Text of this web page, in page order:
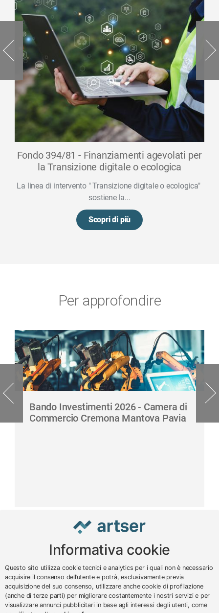
Fondo 394/81 - Finanziamenti agevolati per
la Transizione digitale o ecologica
La linea di intervento " Transizione digitale o ecologica"
sostiene la...
Scopri di più
Per approfondire
Bando Investimenti 2026 - Camera di
Commercio Cremona Mantova Pavia
© 2024 – 2026 - ARTSER SRL
ARTSER SRL - Viale Milano, 5 - Varese -
Informativa cookie
Questo sito utilizza cookie tecnici e analytics per i quali non è necessario
acquisire il consenso dell’utente e potrà, esclusivamente previa
acquisizione del suo consenso, utilizzare anche cookie di profilazione
(anche di terze parti) per migliorare costantemente i nostri servizi e per
visualizzare annunci pubblicitari in base agli interessi degli utenti, come